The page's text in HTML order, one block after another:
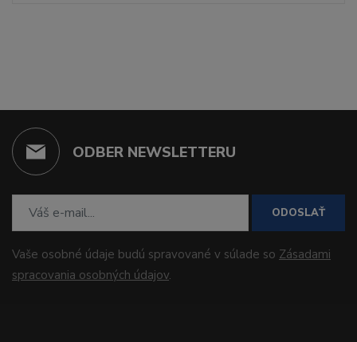
ODBER NEWSLETTERU
ODOSLAŤ
Vaše osobné údaje budú spravované v súlade so Zásadami
spracovania osobných údajov.